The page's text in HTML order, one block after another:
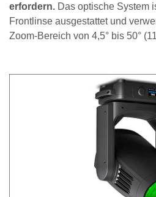
erfordern. Das optische System
Frontlinse ausgestattet und
Zoom-Bereich von 4,5° bis 50°